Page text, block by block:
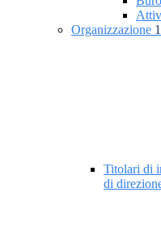
Organizzazione 1
Titolari di
di